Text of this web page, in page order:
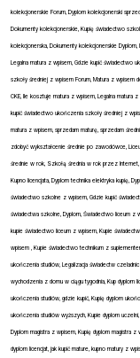
kolekcjonerskie Forum, Dyplom kolekcjonerski
Dokumenty kolekcjonerskie, Kupię świadectwo
kolekcjonerska, Dokumenty kolekcjonerskie
Legalna matura z wpisem, Gdzie kupić świadectwo
szkoły średniej z wpisem Forum, Matura z wpisem
CKE, Ile kosztuje matura z wpisem, Legalna matura
kupić świadectwo ukończenia szkoły średniej z
matura z wpisem, sprzedam maturę, sprzedam
zdobyć wykształcenie średnie po zawodówce,
średnie w rok, Szkołą średnia w rok przez Internet,
Kupno licencjata, Dyplom technika elektryka kupię,
świadectwo szkolne z wpisem, Gdzie kupić
świadectwa szkolne, Dyplom, Świadectwo liceum z
kupie świadectwo liceum z wpisem, Kupie
wpisem , Kupie świadectwo technikum z
ukończenia studiów, Legalizacja świadectw
wychodzenia z domu w ciągu tygodnia, Kup dyplom
ukończenia studiów, gdzie kupić, Kupię dyplom
ukończenia studiów wyższych, Kupie dyplom uczelni,
Dyplom magistra z wpisem, Kupię dyplom magistra
dyplom licencjat, jak kupić mature, kupno matury z